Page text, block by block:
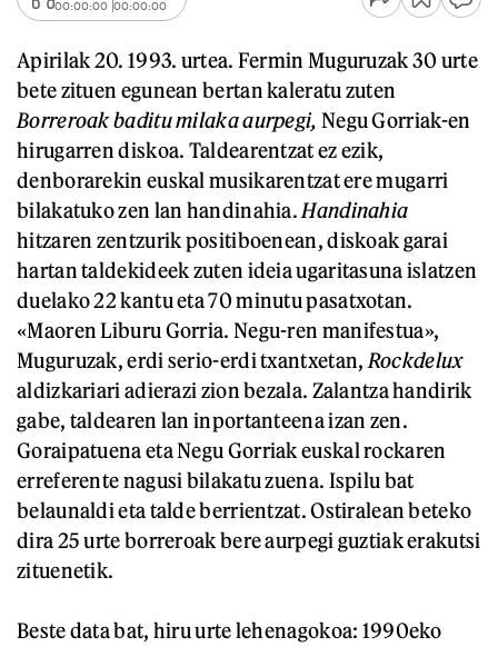
00:00:00 00:00:00
Apirilak 20. 1993. urtea. Fermin Muguruzak 30 urte
bete zituen egunean bertan kaleratu zuten
Borreroak baditu milaka aurpegi, Negu Gorriak-en
hirugarren diskoa. Taldearentzat ez ezik,
denborarekin euskal musikarentzat ere mugarri
bilakatuko zen lan handinahia. Handinahia
hitzaren zentzurik positiboenean, diskoak garai
hartan taldekideek zuten ideia ugaritasuna islatzen
duelako 22 kantu eta 70 minutu pasatxotan.
«Maoren Liburu Gorria. Negu-ren manifestua»,
Muguruzak, erdi serio-erdi txantxetan, Rockdelux
aldizkariari adierazi zion bezala. Zalantza handirik
gabe, taldearen lan inportanteena izan zen.
Goraipatuena eta Negu Gorriak euskal rockaren
erreferente nagusi bilakatu zuena. Ispilu bat
belaunaldi eta talde berrientzat. Ostiralean beteko
dira 25 urte borreroak bere aurpegi guztiak erakutsi
zituenetik.
Beste data bat, hiru urte lehenagokoa: 1990eko